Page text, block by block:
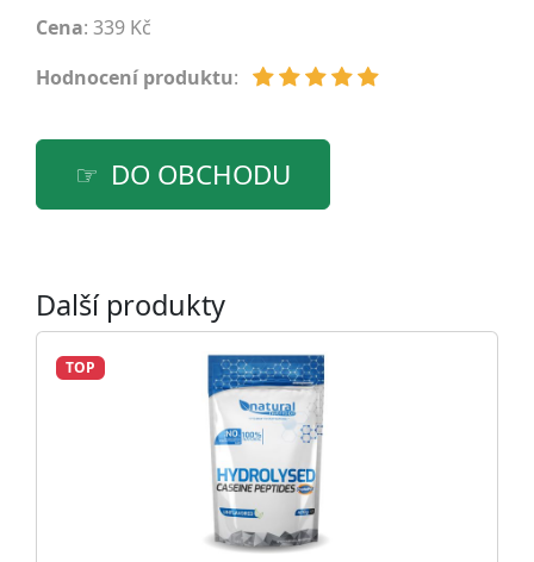
Cena: 339 Kč
Hodnocení produktu:
DO OBCHODU
Další produkty
TOP